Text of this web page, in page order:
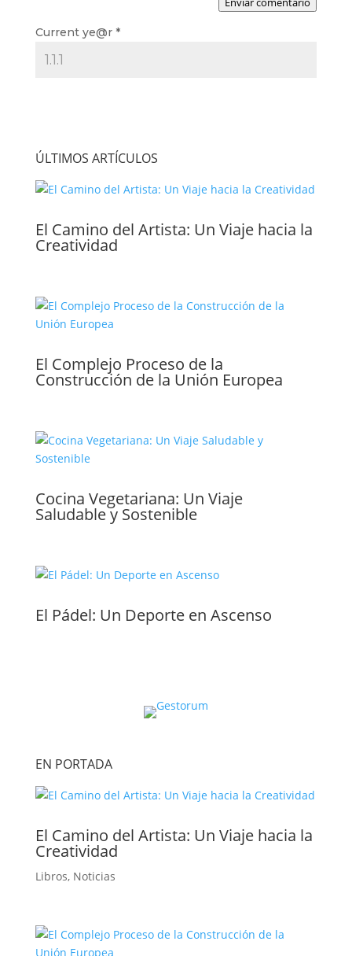
Current ye@r *
ÚLTIMOS ARTÍCULOS
El Camino del Artista: Un Viaje hacia la
Creatividad
El Complejo Proceso de la
Construcción de la Unión Europea
Cocina Vegetariana: Un Viaje
Saludable y Sostenible
El Pádel: Un Deporte en Ascenso
EN PORTADA
El Camino del Artista: Un Viaje hacia la
Creatividad
Libros, Noticias